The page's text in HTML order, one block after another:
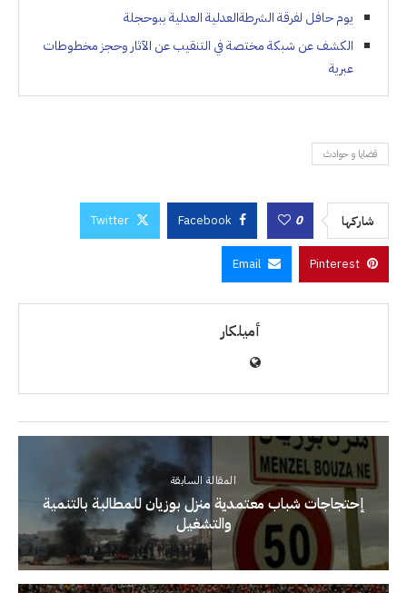
يوم حافل لفرقة الشرطةالعدلية العدلية ببوحجلة
الكشف عن شبكة مختصة في التنقيب عن الآثار وحجز مخطوطات
عبرية
قضايا و حوادث
شاركها 0
Facebook
Twitter
Pinterest
Email
أميلكار
المقالة السابقة
إحتجاجات شباب معتمدية منزل بوزيان للمطالبة بالتنمية
والتشغيل